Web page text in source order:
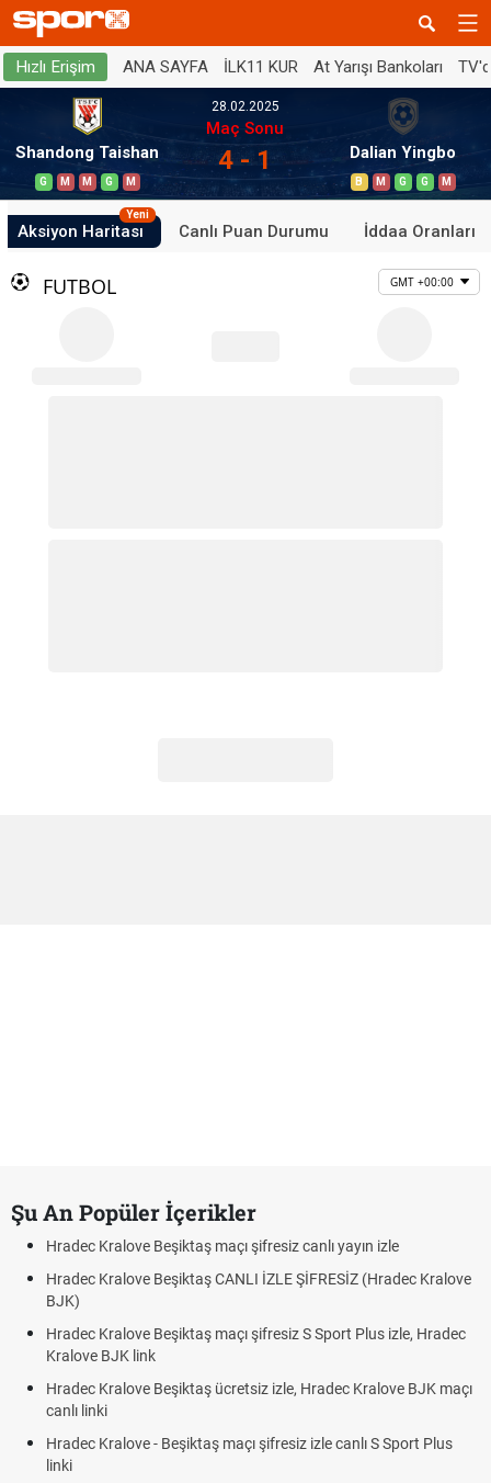
Hızlı Erişim ANA SAYFA İLK11 KUR At Yarışı Bankoları
Shandong Taishan
G M M G M
28.02.2025
Maç Sonu
4 - 1 Dalian Yingbo
B M G G M
Aksiyon Haritası
Yeni
Canlı Puan Durumu İddaa Oranları
FUTBOL GMT +00:00
Şu An Popüler İçerikler
Hradec Kralove Beşiktaş maçı şifresiz canlı yayın izle
Hradec Kralove Beşiktaş CANLI İZLE ŞİFRESİZ (Hradec Kralove
BJK)
Hradec Kralove Beşiktaş maçı şifresiz S Sport Plus izle, Hradec
Kralove BJK link
Hradec Kralove Beşiktaş ücretsiz izle, Hradec Kralove BJK maçı
canlı linki
Hradec Kralove - Beşiktaş maçı şifresiz izle canlı S Sport Plus
linki